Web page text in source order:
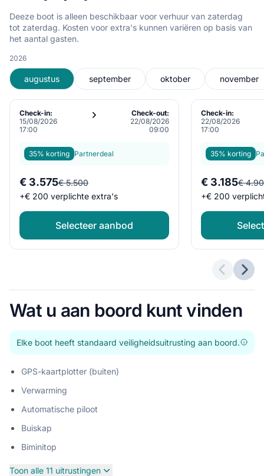
Deeze boot is alleen beschikbaar voor verhuur van zaterdag
tot zaterdag. Kosten voor extra's kunnen variëren op basis van
het aantal gasten.
2026
augustus september oktober november
Check-in:
15/08/2026
17:00
Check-out:
22/08/2026
09:00
35% korting Partnerdeal
€ 3.575€ 5.500
+€ 200 verplichte extra's
Selecteer aanbod
Check-in:
22/08/2026
17:00
35% korting
€ 3.185€
+€ 200
Wat u aan boord kunt vinden
Elke boot heeft standaard veiligheidsuitrusting aan boord.
GPS-kaartplotter (buiten)
Verwarming
Automatische piloot
Buiskap
Biminitop
Toon alle 11 uitrustingen